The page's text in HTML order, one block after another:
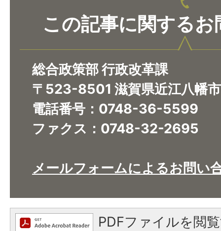
この記事に関するお
総合政策部 行政改革課
〒523-8501 滋賀県近江八幡
電話番号：0748-36-5599
ファクス：0748-32-2695
メールフォームによるお問い
PDFファイルを閲